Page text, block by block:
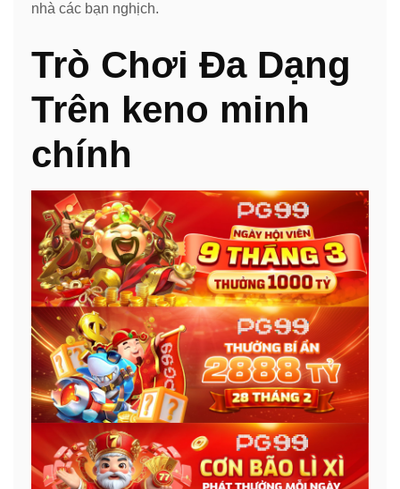
nhà các bạn nghịch.
Trò Chơi Đa Dạng
Trên keno minh
chính